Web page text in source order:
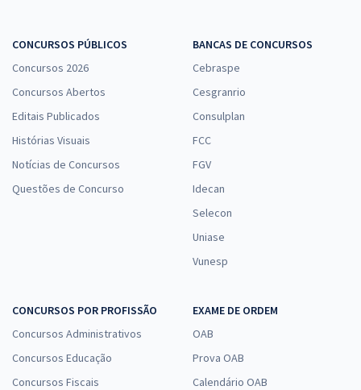
CONCURSOS PÚBLICOS
Concursos 2026
Concursos Abertos
Editais Publicados
Histórias Visuais
Notícias de Concursos
Questões de Concurso
BANCAS DE CONCURSOS
Cebraspe
Cesgranrio
Consulplan
FCC
FGV
Idecan
Selecon
Uniase
Vunesp
CONCURSOS POR PROFISSÃO
Concursos Administrativos
Concursos Educação
Concursos Fiscais
EXAME DE ORDEM
OAB
Prova OAB
Calendário OAB